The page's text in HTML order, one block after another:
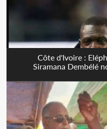
Côte d'Ivoire :
Siramana Dembélé